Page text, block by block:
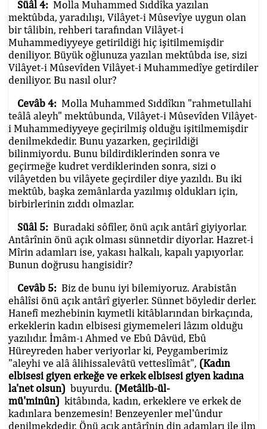
Süâl 4: Molla Muhammed Sıddîka yazılan
mektûbda, yaradılışı, Vilâyet-i Mûsevîye uygun olan
bir tâlibin, rehberi tarafından Vilâyet-i
Muhammediyyeye getirildiği hiç işitilmemişdir
deniliyor. Büyük oğlunuza yazılan mektûbda ise, sizi
Vilâyet-i Mûsevîden Vilâyet-i Muhammedîye getirdiler
deniliyor. Bu nasıl olur?
Cevâb 4: Molla Muhammed Sıddîkın "rahmetullahi
teâlâ aleyh" mektûbunda, Vilâyet-i Mûsevîden Vilâyet-
i Muhammediyyeye geçirilmiş olduğu işitilmemişdir
denilmekdedir. Bunu yazarken, geçirildiği
bilinmiyordu. Bunu bildirdiklerinden sonra ve
geçirmeğe kudret verdiklerinden sonra, sizi o
vilâyetden bu vilâyete geçirdiler diye yazıldı. Bu iki
mektûb, başka zemânlarda yazılmış oldukları için,
birbirlerinin zıddı olmazlar.
Süâl 5: Buradaki sôfîler, önü açık antârî giyiyorlar.
Antârînin önü açık olması sünnetdir diyorlar. Hazret-i
Mîrin adamları ise, yakası halkalı, kapalı yapıyorlar.
Bunun doğrusu hangisidir?
Cevâb 5: Biz de bunu iyi bilemiyoruz. Arabistân
ehâlîsi önü açık antârî giyerler. Sünnet böyledir derler.
Hanefî mezhebinin kıymetli kitâblarından birkaçında,
erkeklerin kadın elbisesi giymemeleri lâzım olduğu
yazılıdır. İmâm-ı Ahmed ve Ebû Dâvüd, Ebû
Hüreyreden haber veriyorlar ki, Peygamberimiz
"aleyhi ve alâ âlihissalevâtü vetteslîmât", (Kadın
elbisesi giyen erkeğe ve erkek elbisesi giyen kadına
la'net olsun) buyurdu. (Metâlib-ül-
mü'minûn) kitâbında, kadın, erkeklere ve erkek de
kadınlara benzemesin! Benzeyenler mel'ûndur
denilmekdedir. Önü açık antârînin din adamları ile ilm